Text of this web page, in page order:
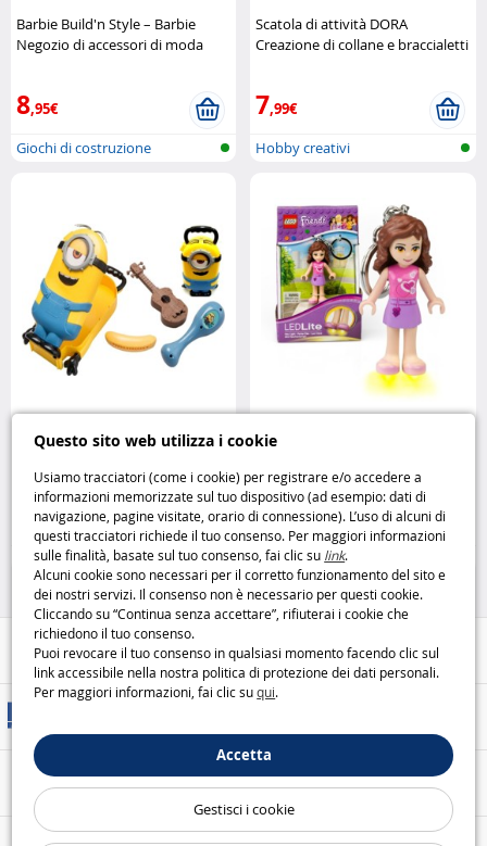
Questo sito web utilizza i cookie
Usiamo tracciatori (come i cookie) per registrare e/o accedere a
informazioni memorizzate sul tuo dispositivo (ad esempio: dati di
navigazione, pagine visitate, orario di connessione). L’uso di alcuni di
questi tracciatori richiede il tuo consenso. Per maggiori informazioni
sulle finalità, basate sul tuo consenso, fai clic su link.
Alcuni cookie sono necessari per il corretto funzionamento del sito e
dei nostri servizi. Il consenso non è necessario per questi cookie.
Cliccando su “Continua senza accettare”, rifiuterai i cookie che
richiedono il tuo consenso.
Puoi revocare il tuo consenso in qualsiasi momento facendo clic sul
link accessibile nella nostra politica di protezione dei dati personali.
Per maggiori informazioni, fai clic suqui.
Accetta
Gestisci i cookie
Barbie Build'n Style – Barbie
Negozio di accessori di moda
8,95€
Giochi di costruzione
Scatola di attività DORA
Creazione di collane e braccialetti
7,99€
Hobby creativi
Scatola portaoggetti Stuart dei
Minions HTI
,99€
25%
Portachiavi luminoso LEGO
6,99€
Lego
Aiuto / Contatti
Pagamento sicuro